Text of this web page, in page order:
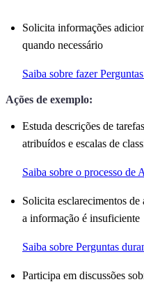
Solicita informações
quando necessário
Saiba sobre fazer
Ações de exemplo:
Estuda descrições de
atribuídos e escalas de
Saiba sobre o processo de
Solicita esclarecimentos de
a informação é insuficiente
Saiba sobre Perguntas
Participa em discussões